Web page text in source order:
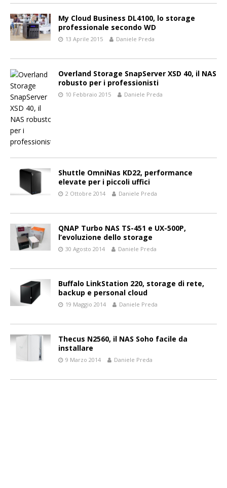
My Cloud Business DL4100, lo storage
professionale secondo WD
13 Aprile 2015 Daniele Preda
Overland Storage SnapServer XSD 40, il NAS
robusto per i professionisti
10 Febbraio 2015 Daniele Preda
Shuttle OmniNas KD22, performance
elevate per i piccoli uffici
2 Ottobre 2014 Daniele Preda
QNAP Turbo NAS TS-451 e UX-500P,
l’evoluzione dello storage
30 Agosto 2014 Daniele Preda
Buffalo LinkStation 220, storage di rete,
backup e personal cloud
19 Maggio 2014 Daniele Preda
Thecus N2560, il NAS Soho facile da
installare
9 Marzo 2014 Daniele Preda